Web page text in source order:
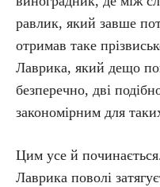
равлик, який завше
отримав таке
Лаврика, який дещо
безперечно, дві
закономірним для
Цим усе й
Лаврика поволі